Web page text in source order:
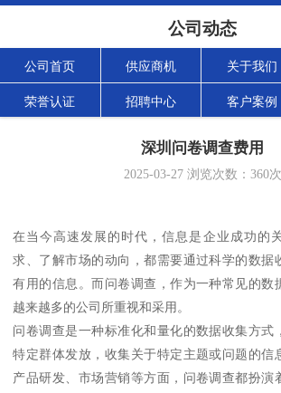
公司动态
公司首页 供应商机 关于我们
荣誉认证 招聘中心 客户案例
深圳问卷调查费用
2025-03-27浏览次数： 360次
在当今高速发展的时代，信息是企业成功的
求、了解市场的动向，都需要通过科学的数
有用的信息。而问卷调查，作为一种常见的数
越来越多的公司所重视和采用。
问卷调查是一种标准化和量化的数据收集方式
特定群体发放，收集关于特定主题或问题的信
产品研发、市场营销等方面，问卷调查都扮演